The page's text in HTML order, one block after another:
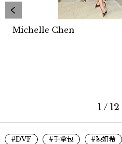
Michelle Chen
1 / 12
#DVF #手拿包 #陳妍希